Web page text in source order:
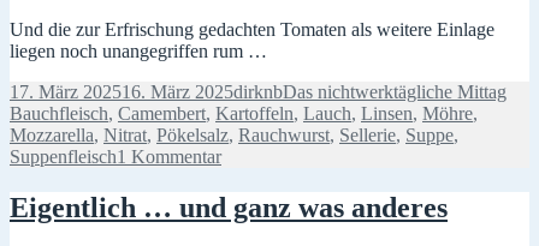
Und die zur Erfrischung gedachten Tomaten als weitere Einlage
liegen noch unangegriffen rum …
Veröffentlicht
am
17. März 202516. März 2025Autor
dirknbKategorien
Das nichtwerktägliche Mittag
Bauchfleisch, Camembert, Kartoffeln, Lauch, Linsen, Möhre,
Mozzarella, Nitrat, Pökelsalz, Rauchwurst, Sellerie, Suppe,
Suppenfleisch1 Kommentarzu
rot
und
Eigentlich … und ganz was anderes